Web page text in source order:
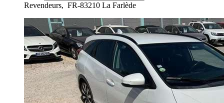
Revendeurs, FR-83210 La Farlède